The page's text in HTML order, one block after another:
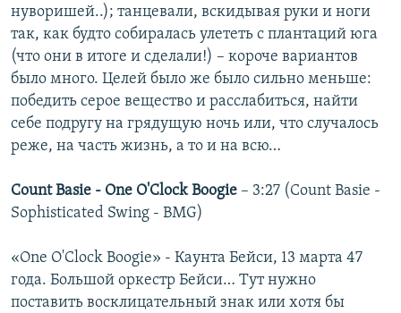
нуворишей..); танцевали, вскидывая руки и ноги
так, как будто собиралась улететь с плантаций юга
(что они в итоге и сделали!) – короче вариантов
было много. Целей было же было сильно меньше:
победить серое вещество и расслабиться, найти
себе подругу на грядущую ночь или, что случалось
реже, на часть жизнь, а то и на всю…
Count Basie - One O'Clock Boogie – 3:27 (Count Basie -
Sophisticated Swing - BMG)
«One O'Clock Boogie» - Каунта Бейси, 13 марта 47
года. Большой оркестр Бейси… Тут нужно
поставить восклицательный знак или хотя бы